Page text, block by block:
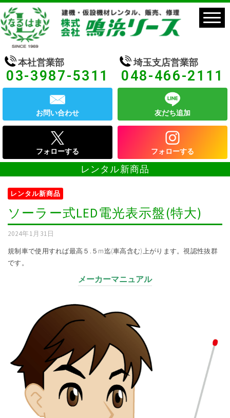
本社営業部
03-3987-5311
埼玉支店営業部
048-466-2111
お問い合わせ 友だち追加
フォローする フォローする
レンタル新商品
レンタル新商品
ソーラー式LED電光表示盤(特大)
2024年1月31日
規制車で使用すれば最高５.５m迄(車高含む)上がります。視認性抜群
です。
メーカーマニュアル